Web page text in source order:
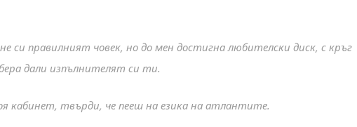
си правилният човек, но до мен достигна любителски диск, с кръг
дали изпълнителят си ти.
кабинет, твърди, че пееш на езика на атлантите.